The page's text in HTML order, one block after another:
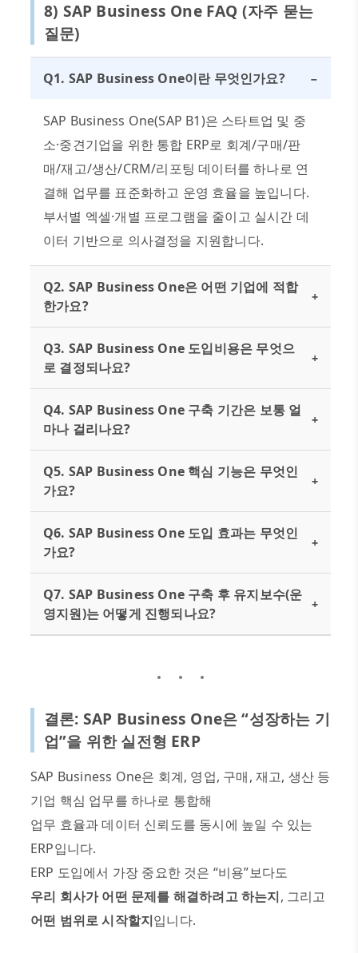
8) SAP Business One FAQ (자주 묻는
질문)
Q1. SAP Business One이란 무엇인가요? −
SAP Business One(SAP B1)은 스타트업 및 중
소·중견기업을 위한 통합 ERP로 회계/구매/판
매/재고/생산/CRM/리포팅 데이터를 하나로 연
결해 업무를 표준화하고 운영 효율을 높입니다.
부서별 엑셀·개별 프로그램을 줄이고 실시간 데
이터 기반으로 의사결정을 지원합니다.
Q2. SAP Business One은 어떤 기업에 적합
한가요?
+
Q3. SAP Business One 도입비용은 무엇으
로 결정되나요?
+
Q4. SAP Business One 구축 기간은 보통 얼
마나 걸리나요?
+
Q5. SAP Business One 핵심 기능은 무엇인
가요?
+
Q6. SAP Business One 도입 효과는 무엇인
가요?
+
Q7. SAP Business One 구축 후 유지보수(운
영지원)는 어떻게 진행되나요?
+
결론: SAP Business One은“성장하는 기
업”을 위한 실전형 ERP
SAP Business One은 회계, 영업, 구매,재고, 생산 등
기업 핵심 업무를 하나로 통합해
업무 효율과 데이터 신뢰도를 동시에 높일 수 있는
ERP입니다.
ERP 도입에서 가장 중요한 것은 “비용”보다도
우리 회사가 어떤 문제를 해결하려고 하는지, 그리고
어떤 범위로 시작할지입니다.